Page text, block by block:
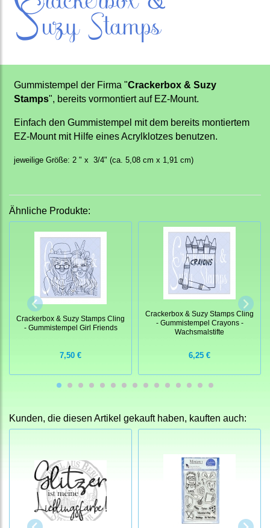
Gummistempel der Firma "Crackerbox & Suzy
Stamps", bereits vormontiert auf EZ-Mount.
Einfach den Gummistempel mit dem bereits montiertem
EZ-Mount mit Hilfe eines Acrylklotzes benutzen.
jeweilige Größe: 2 " x 3/4" (ca. 5,08 cm x 1,91 cm)
Ähnliche Produkte:
Crackerbox & Suzy Stamps Cling
- Gummistempel Girl Friends
7,50 €
Crackerbox & Suzy Stamps Cling
- Gummistempel Crayons -
Wachsmalstifte
6,25 €
Kunden, die diesen Artikel gekauft haben, kauften auch: